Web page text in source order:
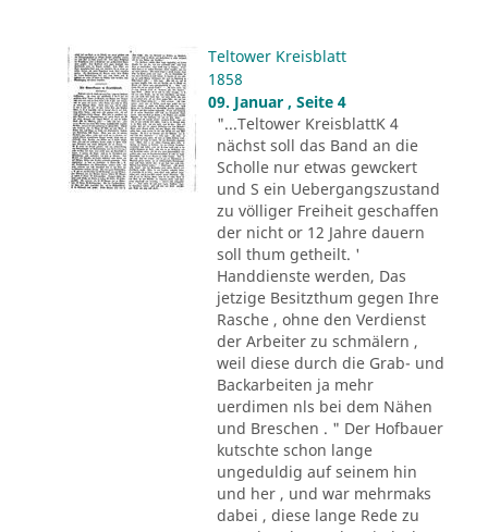
Teltower Kreisblatt
1858
09. Januar , Seite 4
"...Teltower KreisblattK 4
nächst soll das Band an die
Scholle nur etwas gewckert
und S ein Uebergangszustand
zu völliger Freiheit geschaffen
der nicht or 12 Jahre dauern
soll thum getheilt. '
Handdienste werden, Das
jetzige Besitzthum gegen Ihre
Rasche , ohne den Verdienst
der Arbeiter zu schmälern ,
weil diese durch die Grab- und
Backarbeiten ja mehr
uerdimen nls bei dem Nähen
und Breschen . " Der Hofbauer
kutschte schon lange
ungeduldig auf seinem hin
und her , und war mehrmaks
dabei , diese lange Rede zu